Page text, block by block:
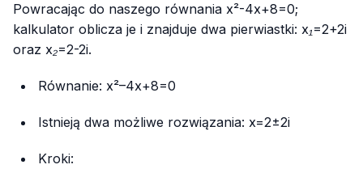
Powracając do naszego równania x²-4x+8=0;
kalkulator oblicza je i znajduje dwa pierwiastki: x₁=2+2i
oraz x₂=2-2i.
Równanie:x²–4x+8=0
Istnieją dwa możliwe rozwiązania:x=2±2i
Kroki: